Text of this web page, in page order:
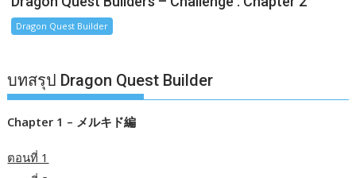
Dragon Quest Builder
บทสรุป Dragon Quest Builder
Chapter 1 – メルキド編
ตอนที่ 1